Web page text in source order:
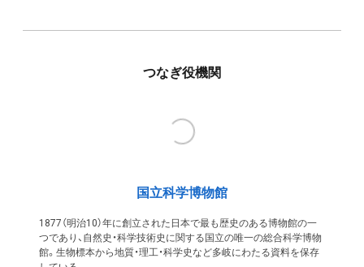
つなぎ役機関
国立科学博物館
1877（明治10）年に創立された日本で最も歴史のある博物館の一
つであり、自然史・科学技術史に関する国立の唯一の総合科学博物
館。生物標本から地質・理工・科学史など多岐にわたる資料を保存